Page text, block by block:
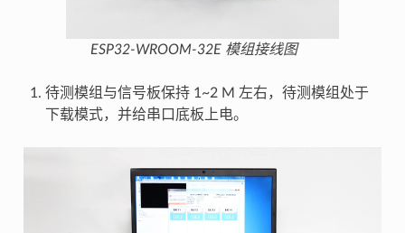
ESP32-WROOM-32E 模组接线图
待测模组与信号板保持 1~2 M 左右，待测模组处于
下载模式，并给串口底板上电。